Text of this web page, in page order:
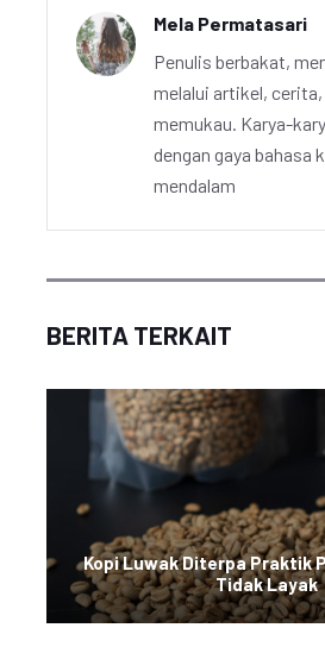
Mela Permatasari
Penulis berbakat,
melalui artikel, cerita,
memukau. Karya-
dengan gaya bahasa
mendalam
BERITA TERKAIT
Kopi Luwak Diterpa Praktik
Tidak Layak